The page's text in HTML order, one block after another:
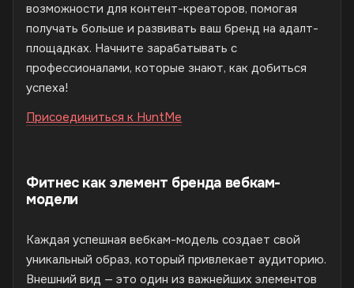
возможности для контент-креаторов, помогая
получать больше и развивать ваш бренд на адалт-
площадках. Начните зарабатывать с
профессионалами, которые знают, как добиться
успеха!
Присоединиться к HuntMe
Фитнес как элемент бренда вебкам-
модели
Каждая успешная вебкам-модель создает свой
уникальный образ, который привлекает аудиторию.
Внешний вид — это один из важнейших элементов